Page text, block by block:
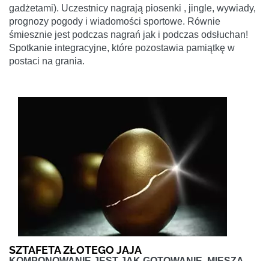
gadżetami). Uczestnicy nagrają piosenki , jingle, wywiady,
prognozy pogody i wiadomości sportowe. Równie
śmiesznie jest podczas nagrań jak i podczas odsłuchan!
Spotkanie integracyjne, które pozostawia pamiątkę w
postaci na grania.
SZTAFETA ZŁOTEGO JAJA